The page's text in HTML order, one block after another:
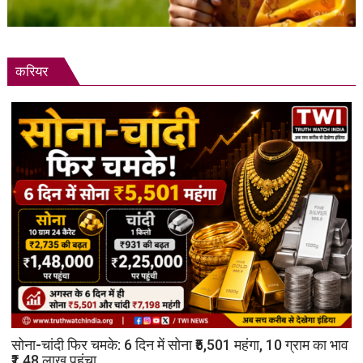
करियर
सोना-चांदी फिर चमके: 6 दिन में सोना ₹5,501 महंगा, 10 ग्राम का भाव